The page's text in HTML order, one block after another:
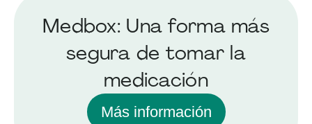
Medbox: Una forma más
segura de tomar la
medicación
Más información